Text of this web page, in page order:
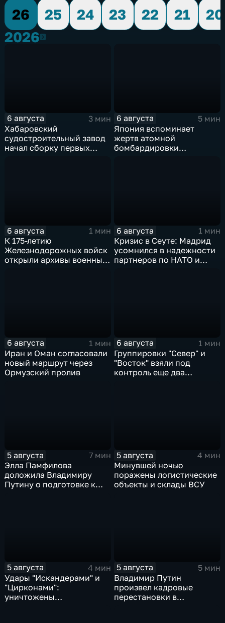
26
25 24 23 22 21
20
20262026
6 августа
3 мин
Хабаровский
судостроительный завод
начал сборку первых
6 августа
5 мин
Япония вспоминает
жертв атомной
бомбардировки
6 августа
1 мин
К 175-летию
Железнодорожных войск
открыли архивы военных
6 августа
1 мин
Кризис в Сеуте: Мадрид
усомнился в надежности
партнеров по НАТО и
6 августа
1 мин
Иран и Оман согласовали
новый маршрут через
Ормузский пролив
6 августа
1 мин
Группировки "Север" и
"Восток" взяли под
контроль еще два
5 августа
7 мин
Элла Памфилова
доложила Владимиру
Путину о подготовке к
5 августа
4 мин
Минувшей ночью
поражены логистические
объекты и склады ВСУ
5 августа
4 мин
Удары "Искандерами" и
"Цирконами":
уничтожены
5 августа
5 мин
Владимир Путин
произвел кадровые
перестановки в